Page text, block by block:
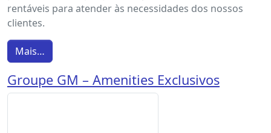
rentáveis para atender às necessidades dos nossos
clientes.
Mais…
Groupe GM – Amenities Exclusivos